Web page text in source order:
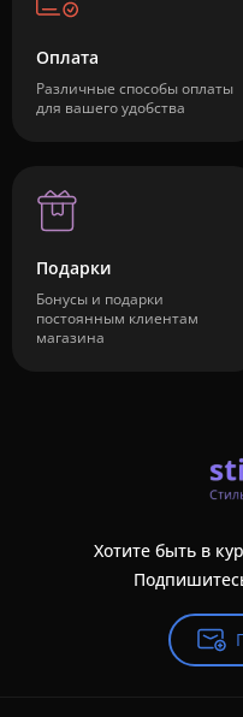
Оплата
Различные способы оплаты
для вашего удобства
Подарки
Бонусы и подарки
постоянным клиентам
магазина
Хотите быть в